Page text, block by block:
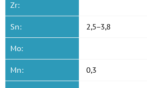
Zr:
Sn: 2,5−3,8
Mo:
Mn: 0,3